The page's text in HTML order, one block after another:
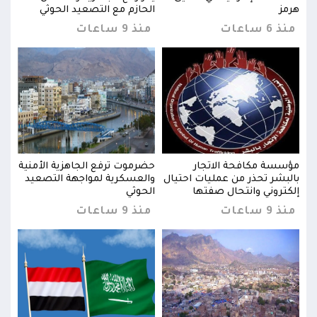
هرمز
منذ 6 ساعات
الحازم مع التصعيد الحوثي
منذ 9 ساعات
مؤسسة مكافحة الاتجار
بالبشر تحذر من عمليات احتيال
إلكتروني وانتحال صفتها
منذ 9 ساعات
حضرموت ترفع الجاهزية الأمنية
والعسكرية لمواجهة التصعيد
الحوثي
منذ 9 ساعات